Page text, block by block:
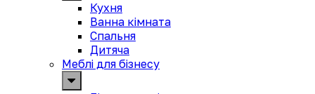
Кухня
Ванна кімната
Спальня
Дитяча
Меблі для бізнесу